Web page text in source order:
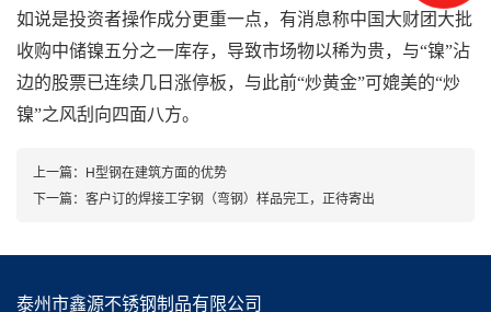
如说是投资者操作成分更重一点，有消息称中国大财团大批
收购中储镍五分之一库存，导致市场物以稀为贵，与“镍”沾
边的股票已连续几日涨停板，与此前“炒黄金”可媲美的“炒
镍”之风刮向四面八方。
上一篇： H型钢在建筑方面的优势
下一篇： 客户订的焊接工字钢（弯钢）样品完工，正待寄出
泰州市鑫源不锈钢制品有限公司